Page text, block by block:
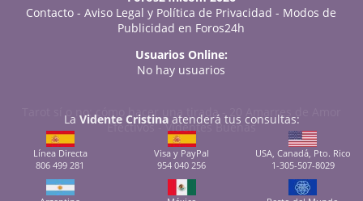
Contacto -Aviso Legal y Política de Privacidad - Modos de
Publicidad en Foros24h
Usuarios Online:
No hay usuarios
Tarot sí o no: cómo hacer una tirada-
20 Amarres de Amor
Efectivos-Videntes Buenas
La Vidente Cristinaatenderá tus consultas:
Línea Directa
806 499 281
Visa y PayPal
954 040 256
USA, Canadá, Pto. Rico
1-305-507-8029